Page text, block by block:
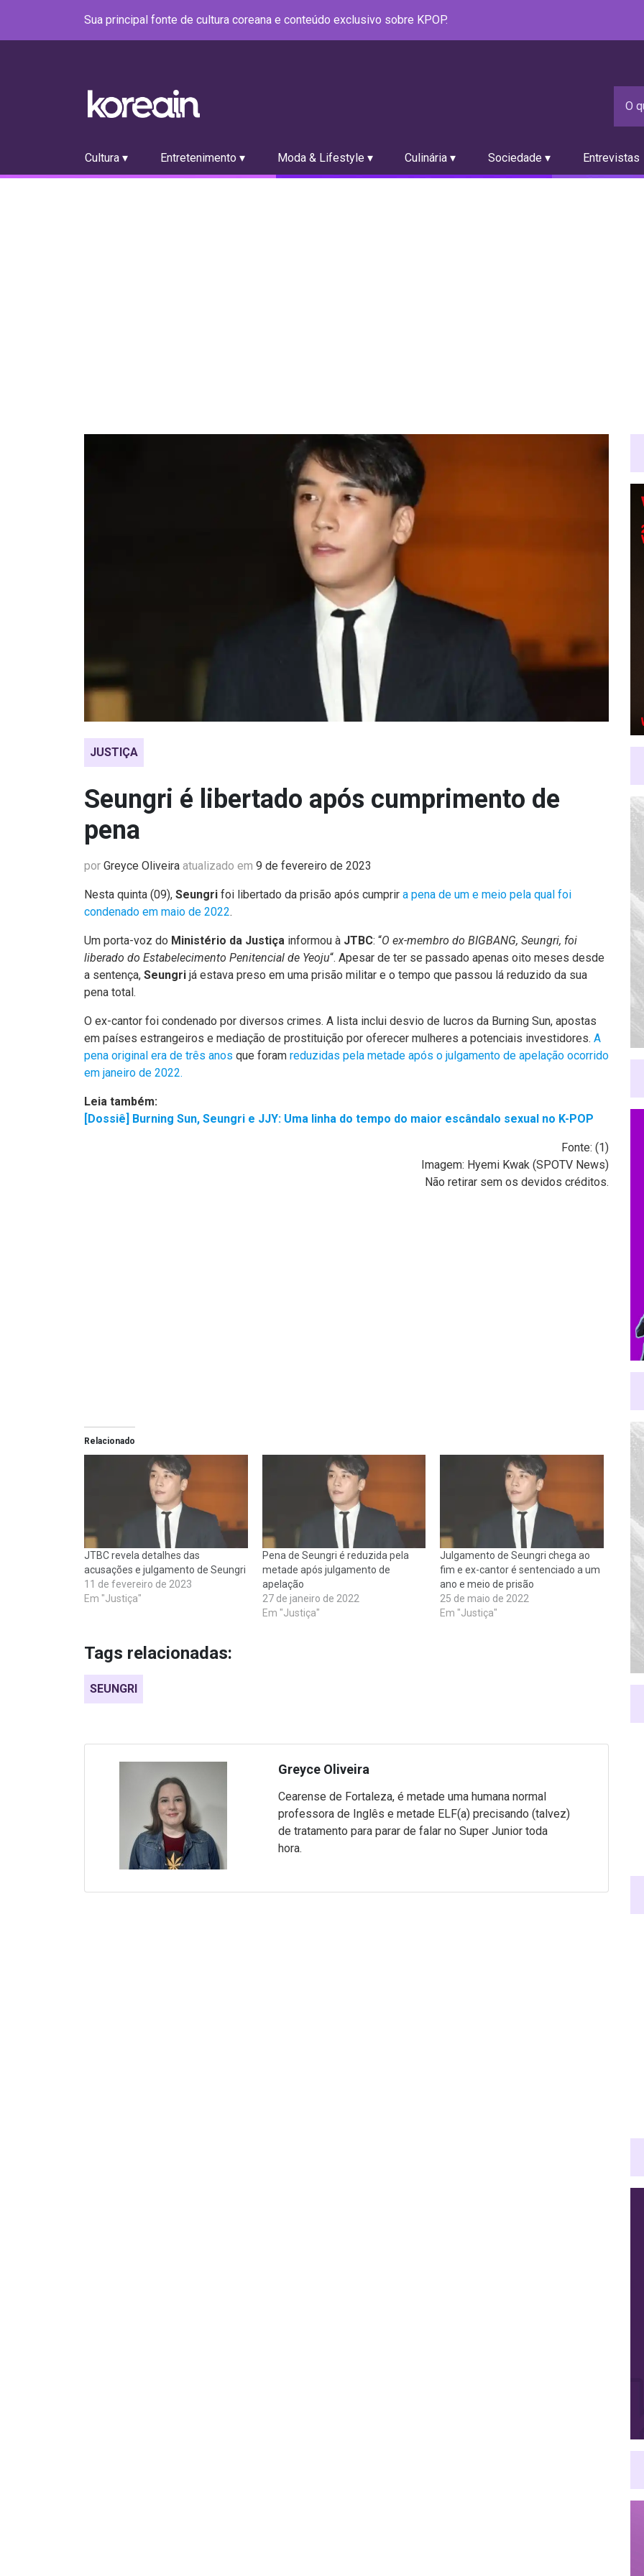
Sua principal fonte de cultura coreana e conteúdo exclusivo sobre KPOP.
Cultura ▾ Entretenimento ▾ Moda & Lifestyle ▾ Culinária ▾ Sociedade ▾ Entrevistas
JUSTIÇA
Seungri é libertado após cumprimento de
pena
por Greyce Oliveira atualizado em 9 de fevereiro de 2023
Nesta quinta (09), Seungri foi libertado da prisão após cumprir a pena de um e meio pela qual foi
condenado em maio de 2022.
Um porta-voz do Ministério da Justiça informou à JTBC: “O ex-membro do BIGBANG, Seungri, foi
liberado do Estabelecimento Penitencial de Yeoju“. Apesar de ter se passado apenas oito meses desde
a sentença, Seungri já estava preso em uma prisão militar e o tempo que passou lá reduzido da sua
pena total.
O ex-cantor foi condenado por diversos crimes. A lista inclui desvio de lucros da Burning Sun, apostas
em países estrangeiros e mediação de prostituição por oferecer mulheres a potenciais investidores. A
pena original era de três anos que foram reduzidas pela metade após o julgamento de apelação ocorrido
em janeiro de 2022.
Leia também:
[Dossiê] Burning Sun, Seungri e JJY: Uma linha do tempo do maior escândalo sexual no K-POP
Fonte: (1)
Imagem: Hyemi Kwak (SPOTV News)
Não retirar sem os devidos créditos.
Relacionado
JTBC revela detalhes das
acusações e julgamento de Seungri
11 de fevereiro de 2023
Em "Justiça"
Pena de Seungri é reduzida pela
metade após julgamento de
apelação
27 de janeiro de 2022
Em "Justiça"
Julgamento de Seungri chega ao
fim e ex-cantor é sentenciado a um
ano e meio de prisão
25 de maio de 2022
Em "Justiça"
Tags relacionadas:
SEUNGRI
Greyce Oliveira
Cearense de Fortaleza, é metade uma humana normal
professora de Inglês e metade ELF(a) precisando (talvez)
de tratamento para parar de falar no Super Junior toda
hora.